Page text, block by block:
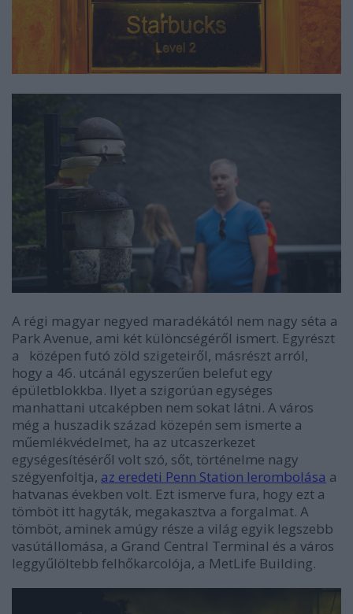
A régi magyar negyed maradékától nem nagy séta a
Park Avenue, ami két különcségéről ismert. Egyrészt
a középen futó zöld szigeteiről, másrészt arról,
hogy a 46. utcánál egyszerűen belefut egy
épületblokkba. Ilyet a szigorúan egységes
manhattani utcaképben nem sokat látni. A város
még a huszadik század közepén sem ismerte a
műemlékvédelmet, ha az utcaszerkezet
egységesítéséről volt szó, sőt, történelme nagy
szégyenfoltja, az eredeti Penn Station lerombolása a
hatvanas években volt. Ezt ismerve fura, hogy ezt a
tömböt itt hagyták, megakasztva a forgalmat. A
tömböt, aminek amúgy része a világ egyik legszebb
vasútállomása, a Grand Central Terminal és a város
leggyűlöltebb felhőkarcolója, a MetLife Building.